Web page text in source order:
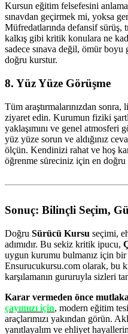
Kursun eğitim felsefesini
sınavdan geçirmek mi, yoksa
Müfredatlarında defansif sürüş,
kalkış gibi kritik konulara ne
sadece sınava değil, ömür
doğru kurstur.
8. Yüz Yüze Görüşme
Tüm araştırmalarınızdan
ziyaret edin. Kurumun fiziki
yaklaşımını ve genel atmosferi
yüz yüze sorun ve aldığınız
ölçün. Kendinizi rahat ve hoş
öğrenme süreciniz için en doğru
Sonuç: Bilinçli Seçim,
Doğru Sürücü Kursu seçimi,
adımıdır. Bu sekiz kritik ipucu,
uygun kurumu bulmanız için bir
Ensurucukursu.com olarak, bu
karşılamanın gururuyla sizleri
Karar vermeden önce
çayımızı için, modern eğitim
araçlarımızı yakından görün.
yanıtlayalım ve ehliyet